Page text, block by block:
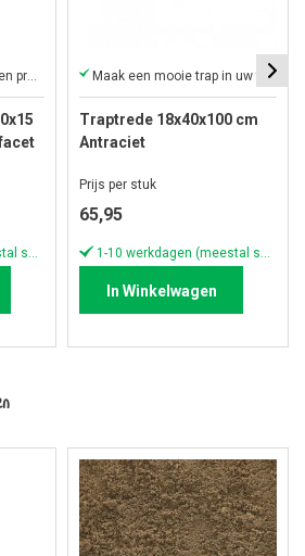
Linea traptrede: Stijlvol en praktisch voor elke hoogte! Maak een mooie trap in uw tuin met onze traptrede
Traptrede 18x40x100 cm
Antraciet
Prijs per stuk
65,95
In Winkelwagen